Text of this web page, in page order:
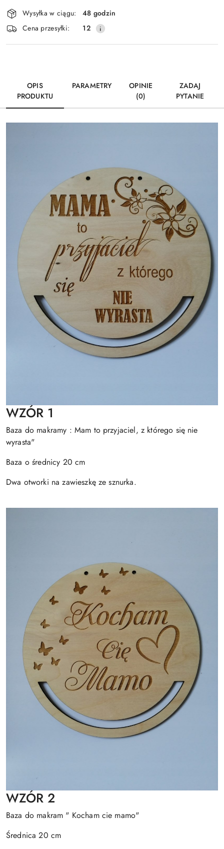
Wyślij
i
dostawa
Wysyłka w ciągu:
48 godzin
Cena przesyłki:
12
OPIS
PRODUKTU
PARAMETRY
OPINIE
(0)
ZADAJ
PYTANIE
WZÓR 1
Baza do makramy : Mam to przyjaciel, z którego się nie
wyrasta"
Baza o średnicy 20 cm
Dwa otworki na zawieszkę ze sznurka.
WZÓR 2
Baza do makram " Kocham cie mamo"
Średnica 20 cm